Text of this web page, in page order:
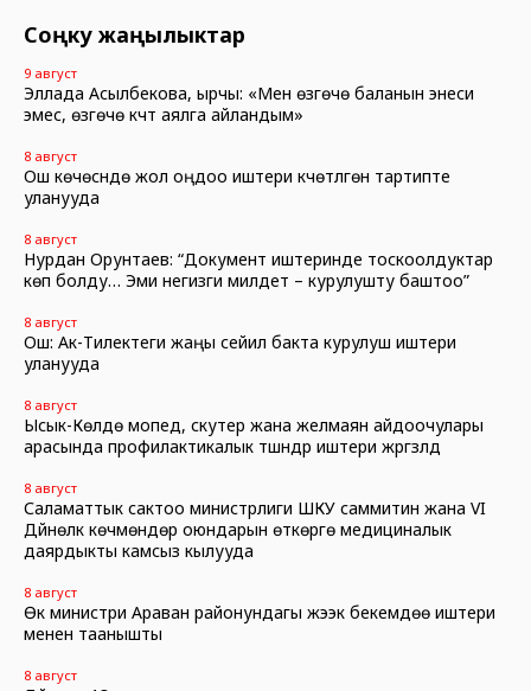
Соңку жаңылыктар
9 август
Эллада Асылбекова, ырчы: «Мен өзгөчө баланын энеси
эмес, өзгөчө күчтүү аялга айландым»
8 август
Ош көчөсүндө жол оңдоо иштери күчөтүлгөн тартипте
уланууда
8 август
Нурдан Орунтаев: “Документ иштеринде тоскоолдуктар
көп болду… Эми негизги милдет – курулушту баштоо”
8 август
Ош: Ак-Тилектеги жаңы сейил бакта курулуш иштери
уланууда
8 август
Ысык-Көлдө мопед, скутер жана желмаян айдоочулары
арасында профилактикалык түшүндүрүү иштери жүргүзүлдү
8 август
Саламаттык сактоо министрлиги ШКУ саммитин жана VI
Дүйнөлүк көчмөндөр оюндарын өткөрүүгө медициналык
даярдыкты камсыз кылууда
8 август
Өк министри Араван районундагы жээк бекемдөө иштери
менен таанышты
8 август